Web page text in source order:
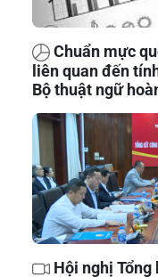
liên quan đến
Bộ thuật ngữ